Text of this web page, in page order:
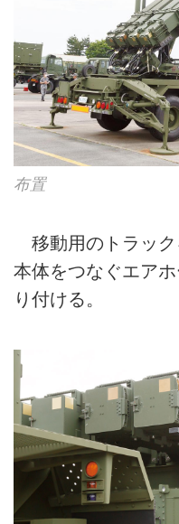
布置
移動用のトラック
本体をつなぐエア
り付ける。